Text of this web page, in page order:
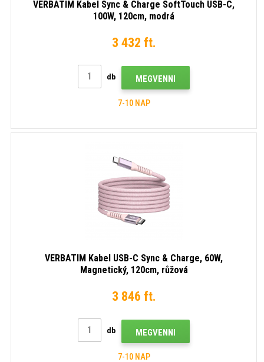
VERBATIM Kabel Sync & Charge SoftTouch USB-C,
100W, 120cm, modrá
3 432 ft.
db MEGVENNI
7-10 NAP
VERBATIM Kabel USB-C Sync & Charge, 60W,
Magnetický, 120cm, růžová
3 846 ft.
db MEGVENNI
7-10 NAP